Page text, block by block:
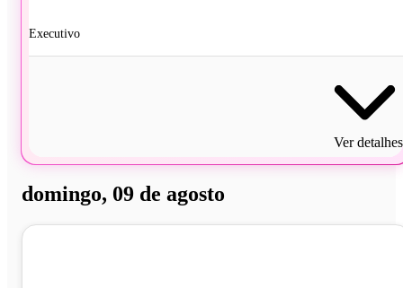
Executivo
Ver detalhes
domingo, 09 de agosto